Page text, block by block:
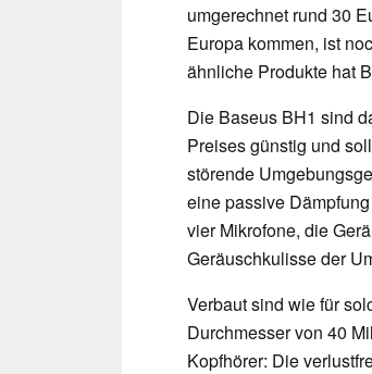
umgerechnet rund 30
Europa kommen, ist
ähnliche Produkte hat
Die Baseus BH1 sind
Preises günstig und
störende
eine passive
vier Mikrofone, die
Geräuschkulisse der
Verbaut sind wie für
Durchmesser von 40
Kopfhörer: Die